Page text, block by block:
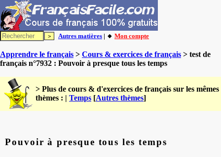
Autres matières | 🔸 Mon compte
Apprendre le français > Cours & exercices de français > test de
français n°7932 : Pouvoir à presque tous les temps
> Plus de cours & d'exercices de français sur les mêmes
thèmes : | Temps [Autres thèmes]
Pouvoir à presque tous les temps